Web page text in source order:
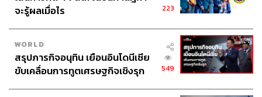
ABOUT THE AUTHOR
THE STANDARD TEAM
กองบรรณาธิการ THE STANDARD
จะรู้ผลเมื่อไร
223
WORLD
สรุปภารกิจอนุทิน เยือนอินโดนีเซีย
ขับเคลื่อนการทูตเศรษฐกิจเชิงรุก
549